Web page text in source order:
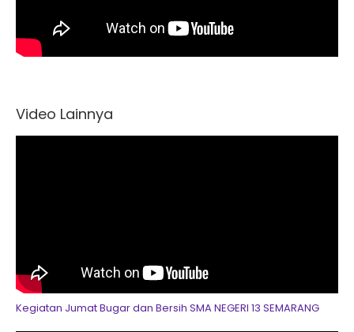
Video Lainnya
Kegiatan Jumat Bugar dan Bersih SMA NEGERI 13 SEMARANG